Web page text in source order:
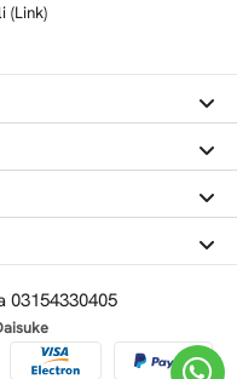
(Link)
03154330405